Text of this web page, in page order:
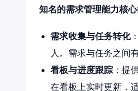
知名的需求管理能力核
需求收集与任务转化
人。需求与任务之间
看板与进度跟踪：提
在看板上实时更新，